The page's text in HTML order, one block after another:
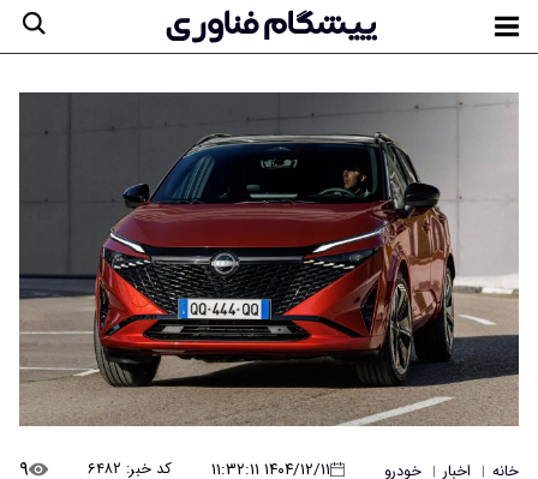
خانه | اخبار | خودرو ۱۴۰۴/۱۲/۱۱ ۱۱:۳۲:۱۱ کد خبر: ۶۴۸۲ ۹